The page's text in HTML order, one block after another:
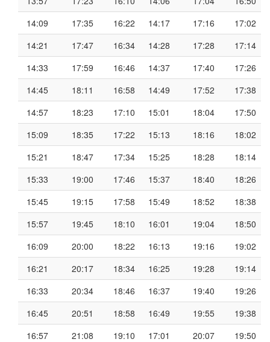
14:09
17:35 16:22 14:17 17:16
17:02
14:21
17:47 16:34 14:28 17:28
17:14
14:33
17:59 16:46 14:37 17:40
17:26
14:45
18:11 16:58 14:49 17:52
17:38
14:57
18:23 17:10 15:01 18:04
17:50
15:09
18:35 17:22 15:13 18:16
18:02
15:21
18:47 17:34 15:25 18:28
18:14
15:33
19:00 17:46 15:37 18:40
18:26
15:45
19:15 17:58 15:49 18:52
18:38
15:57
19:45 18:10 16:01 19:04
18:50
16:09
20:00 18:22 16:13 19:16
19:02
16:21
20:17 18:34 16:25 19:28
19:14
16:33
20:34 18:46 16:37 19:40
19:26
16:45
20:51 18:58 16:49 19:55
19:38
16:57
21:08 19:10 17:01 20:07
19:50